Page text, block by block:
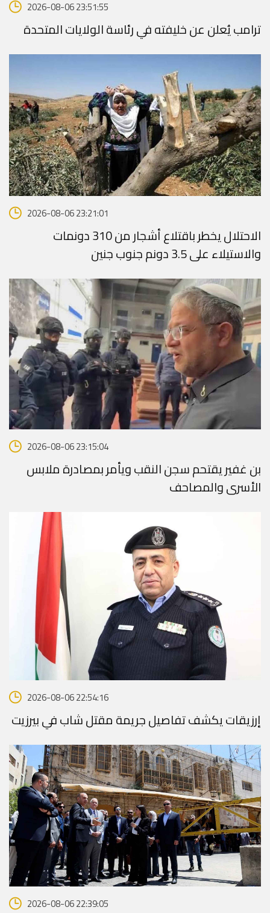
2026-08-06 23:51:55
ترامب يُعلن عن خليفته في رئاسة الولايات المتحدة
2026-08-06 23:21:01
الاحتلال يخطر باقتلاع أشجار من 310 دونمات
والاستيلاء على 3.5 دونم جنوب جنين
2026-08-06 23:15:04
بن غفير يقتحم سجن النقب ويأمر بمصادرة ملابس
الأسرى والمصاحف
2026-08-06 22:54:16
إرزيقات يكشف تفاصيل جريمة مقتل شاب في بيرزيت
2026-08-06 22:39:05